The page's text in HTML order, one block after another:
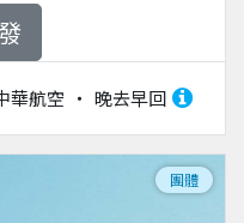
華航空 晚去早回
團體